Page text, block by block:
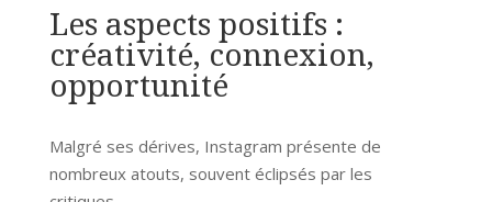
Les aspects positifs :
créativité, connexion,
opportunité
Malgré ses dérives, Instagram présente de
nombreux atouts, souvent éclipsés par les